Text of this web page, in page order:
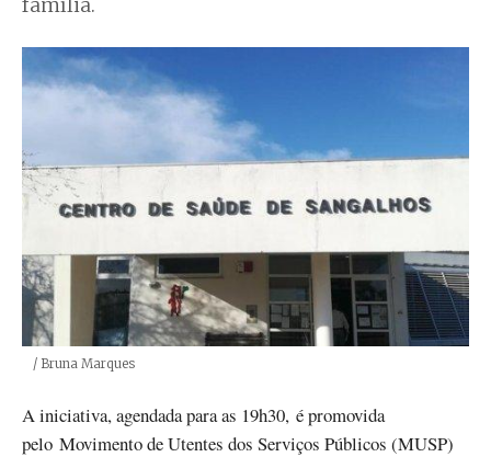
família.
Créditos
/ Bruna Marques
A iniciativa, agendada para as 19h30, é promovida
pelo Movimento de Utentes dos Serviços Públicos (MUSP)